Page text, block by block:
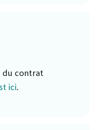
du contrat
ici.